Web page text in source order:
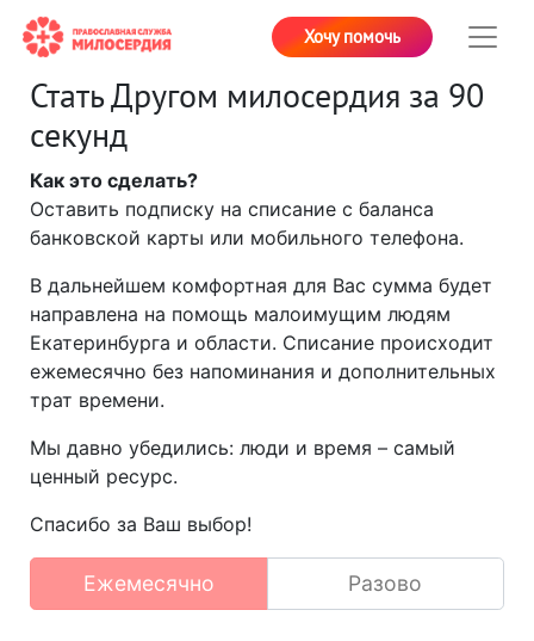
Хочу помочь
Стать Другом милосердия за 90
секунд
Как это сделать?
Оставить подписку на списание с баланса
банковской карты или мобильного телефона.
В дальнейшем комфортная для Вас сумма будет
направлена на помощь малоимущим людям
Екатеринбурга и области. Списание происходит
ежемесячно без напоминания и дополнительных
трат времени.
Мы давно убедились: люди и время – самый
ценный ресурс.
Спасибо за Ваш выбор!
Ежемесячно Разово